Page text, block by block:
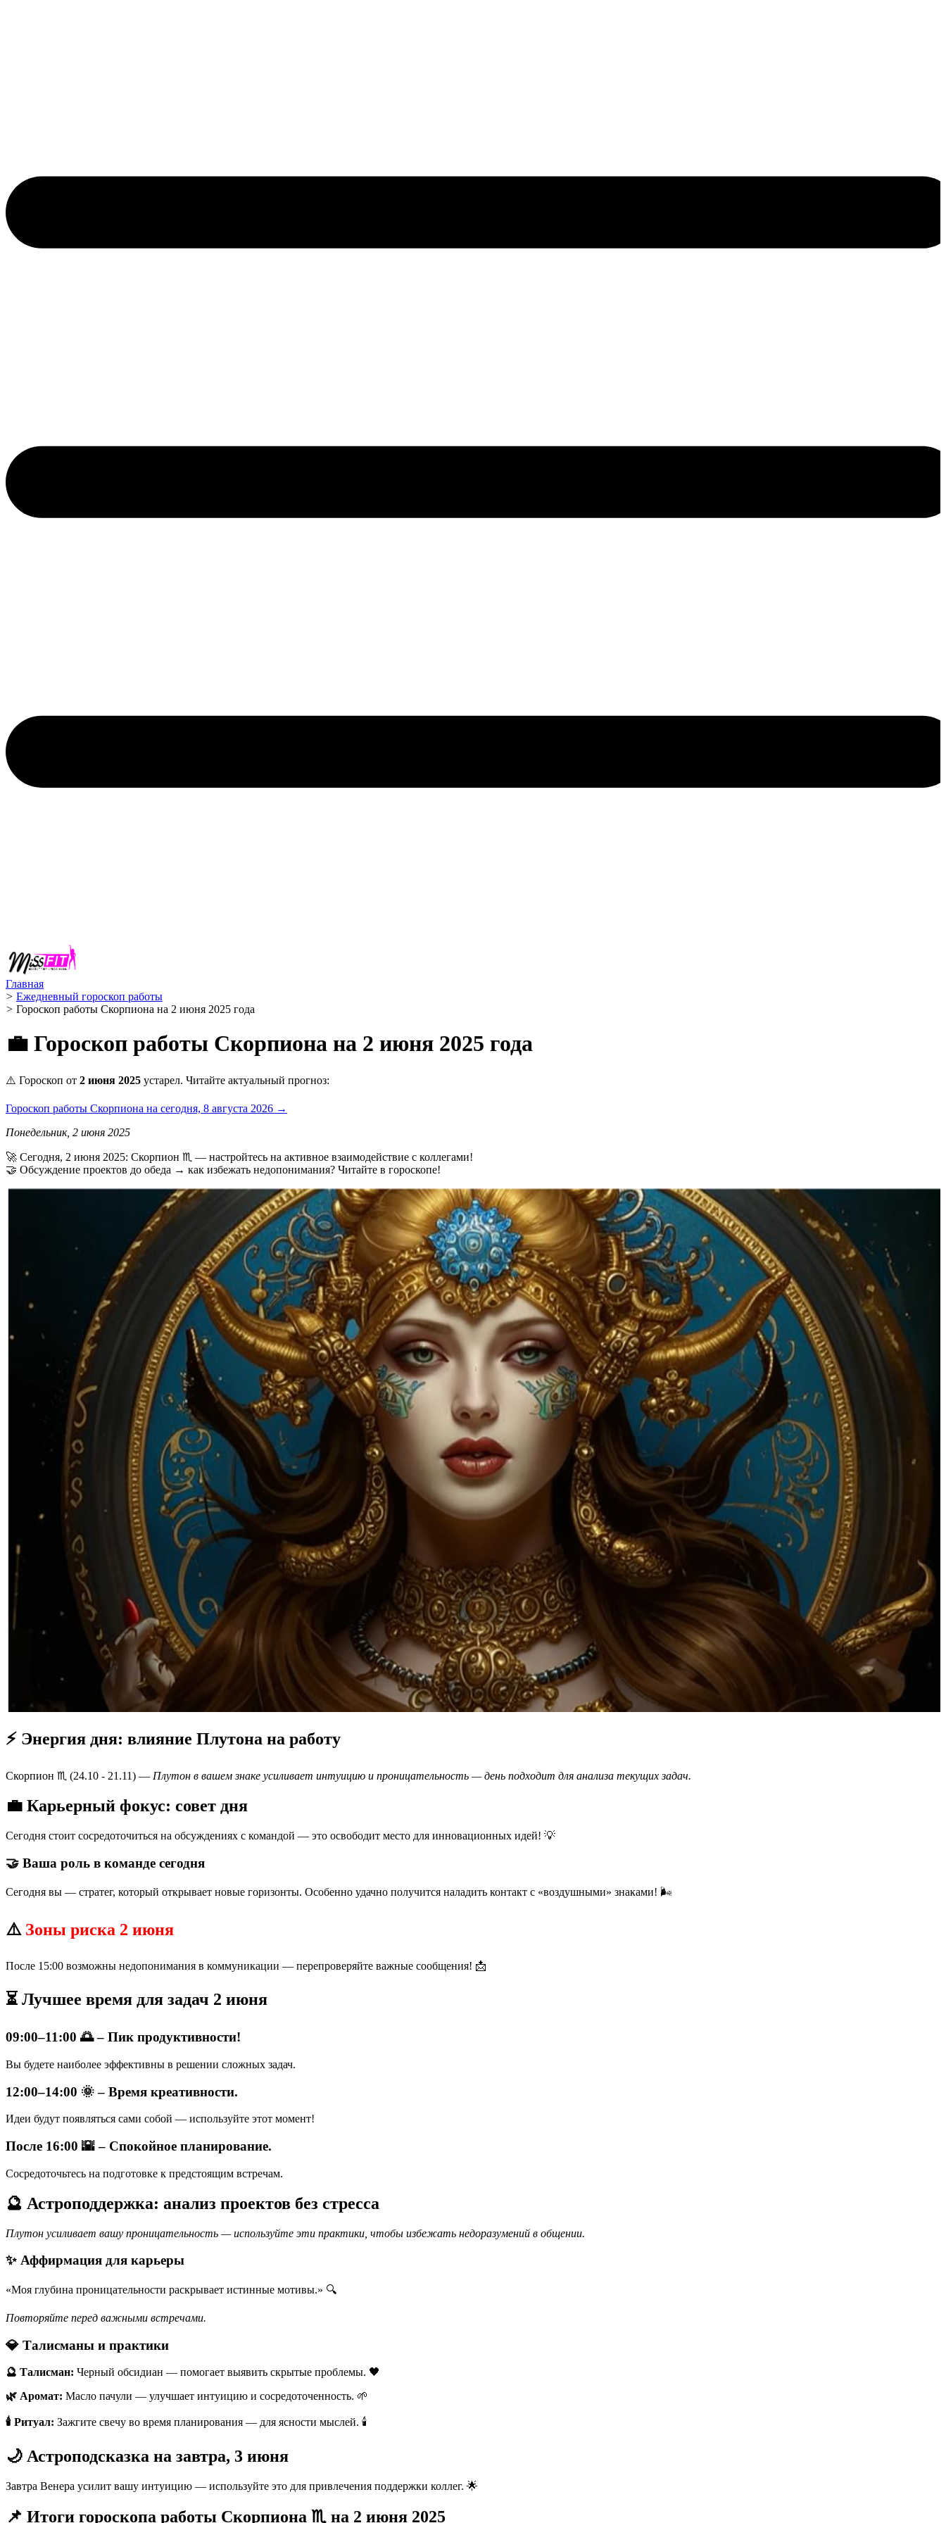
Главная
> Ежедневный гороскоп работы
> Гороскоп работы Скорпиона на 2 июня 2025 года
💼 Гороскоп работы Скорпиона на 2 июня 2025 года
⚠️ Гороскоп от 2 июня 2025 устарел. Читайте актуальный прогноз:
Гороскоп работы Скорпиона на сегодня, 8 августа 2026 →
Понедельник, 2 июня 2025
🚀 Сегодня, 2 июня 2025: Скорпион ♏ — настройтесь на активное взаимодействие с коллегами!
🤝 Обсуждение проектов до обеда → как избежать недопонимания? Читайте в гороскопе!
⚡ Энергия дня: влияние Плутона на работу
Скорпион ♏️ (24.10 - 21.11) — Плутон в вашем знаке усиливает интуицию и проницательность — день подходит для анализа текущих задач.
💼 Карьерный фокус: совет дня
Сегодня стоит сосредоточиться на обсуждениях с командой — это освободит место для инновационных идей! 💡
🤝 Ваша роль в команде сегодня
Сегодня вы — стратег, который открывает новые горизонты. Особенно удачно получится наладить контакт с «воздушными» знаками! 🌬️
⚠️ Зоны риска 2 июня
После 15:00 возможны недопонимания в коммуникации — перепроверяйте важные сообщения! 📩
⏳ Лучшее время для задач 2 июня
09:00–11:00 🌅 – Пик продуктивности!
Вы будете наиболее эффективны в решении сложных задач.
12:00–14:00 🌞 – Время креативности.
Идеи будут появляться сами собой — используйте этот момент!
После 16:00 🌇 – Спокойное планирование.
Сосредоточьтесь на подготовке к предстоящим встречам.
🔮 Астроподдержка: анализ проектов без стресса
Плутон усиливает вашу проницательность — используйте эти практики, чтобы избежать недоразумений в общении.
✨ Аффирмация для карьеры
«Моя глубина проницательности раскрывает истинные мотивы.» 🔍
Повторяйте перед важными встречами.
💎 Талисманы и практики
🔮 Талисман: Черный обсидиан — помогает выявить скрытые проблемы. 🖤
🌿 Аромат: Масло пачули — улучшает интуицию и сосредоточенность. 🌱
🕯️ Ритуал: Зажгите свечу во время планирования — для ясности мыслей. 🕯️
🌙 Астроподсказка на завтра, 3 июня
Завтра Венера усилит вашу интуицию — используйте это для привлечения поддержки коллег. 🌟
📌 Итоги гороскопа работы Скорпиона ♏️ на 2 июня 2025